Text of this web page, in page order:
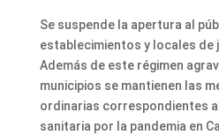
Se suspende la apertura al
establecimientos y locales de
Además de este régimen
municipios se mantienen las
ordinarias correspondientes
sanitaria por la pandemia en